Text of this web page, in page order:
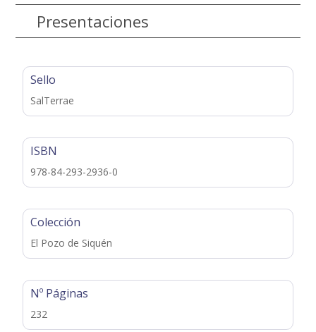
Presentaciones
Sello
SalTerrae
ISBN
978-84-293-2936-0
Colección
El Pozo de Siquén
Nº Páginas
232